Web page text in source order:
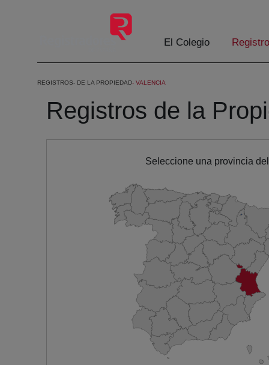
El Colegio
REGISTROS DE LA PROPIEDAD VALENCIA
Registros de la
Seleccione una provincia